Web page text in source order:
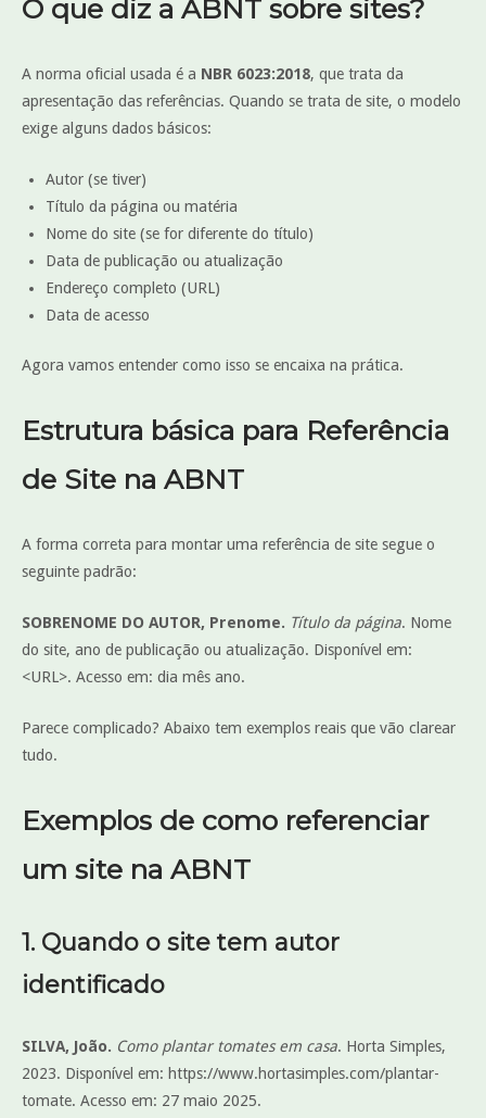
O que diz a ABNT sobre sites?
A norma oficial usada é a NBR 6023:2018, que trata da
apresentação das referências. Quando se trata de site, o modelo
exige alguns dados básicos:
Autor (se tiver)
Título da página ou matéria
Nome do site (se for diferente do título)
Data de publicação ou atualização
Endereço completo (URL)
Data de acesso
Agora vamos entender como isso se encaixa na prática.
Estrutura básica para Referência
de Site na ABNT
A forma correta para montar uma referência de site segue o
seguinte padrão:
SOBRENOME DO AUTOR, Prenome. Título da página. Nome
do site, ano de publicação ou atualização. Disponível em:
<URL>. Acesso em: dia mês ano.
Parece complicado? Abaixo tem exemplos reais que vão clarear
tudo.
Exemplos de como referenciar
um site na ABNT
1. Quando o site tem autor
identificado
SILVA, João. Como plantar tomates em casa. Horta Simples,
2023. Disponível em: https://www.hortasimples.com/plantar-
tomate. Acesso em: 27 maio 2025.